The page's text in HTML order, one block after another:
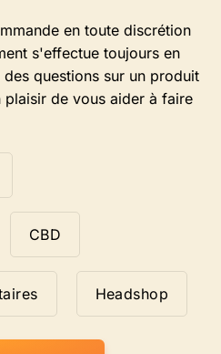
en toute discrétion
s'effectue toujours en
questions sur un produit
de vous aider à faire
CBD
Headshop